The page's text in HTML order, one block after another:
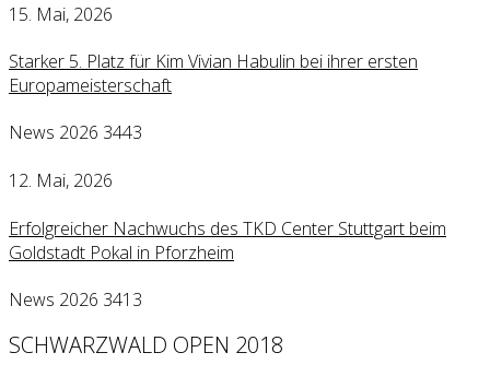
15. Mai, 2026
Starker 5. Platz für Kim Vivian Habulin bei ihrer ersten
Europameisterschaft
News 2026 3443
12. Mai, 2026
Erfolgreicher Nachwuchs des TKD Center Stuttgart beim
Goldstadt Pokal in Pforzheim
News 2026 3413
SCHWARZWALD OPEN 2018